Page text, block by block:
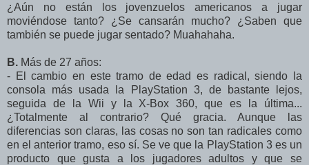
¿Aún no están los jovenzuelos americanos a jugar
moviéndose tanto? ¿Se cansarán mucho? ¿Saben que
también se puede jugar sentado? Muahahaha.
B. Más de 27 años:
- El cambio en este tramo de edad es radical, siendo la
consola más usada la PlayStation 3, de bastante lejos,
seguida de la Wii y la X-Box 360, que es la última...
¿Totalmente al contrario? Qué gracia. Aunque las
diferencias son claras, las cosas no son tan radicales como
en el anterior tramo, eso sí. Se ve que la PlayStation 3 es un
producto que gusta a los jugadores adultos y que se